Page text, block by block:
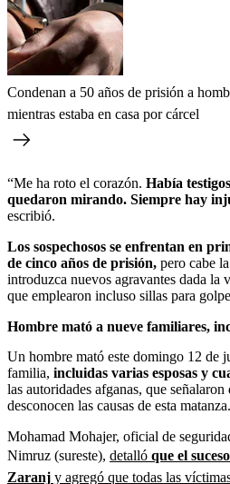
Condenan a 50 años de prisión a
mientras estaba en casa por cárcel
“Me ha roto el corazón. Había
quedaron mirando. Siempre hay
escribió.
Los sospechosos se enfrentan en
de cinco años de prisión, pero cabe
introduzca nuevos agravantes dada la
que emplearon incluso sillas para
Hombre mató a nueve familiares,
Un hombre mató este domingo 12 de
familia, incluidas varias esposas y
las autoridades afganas, que
desconocen las causas de esta matanza.
Mohamad Mohajer, oficial de
Nimruz (sureste), detalló que el
Zaranj y agregó que todas las